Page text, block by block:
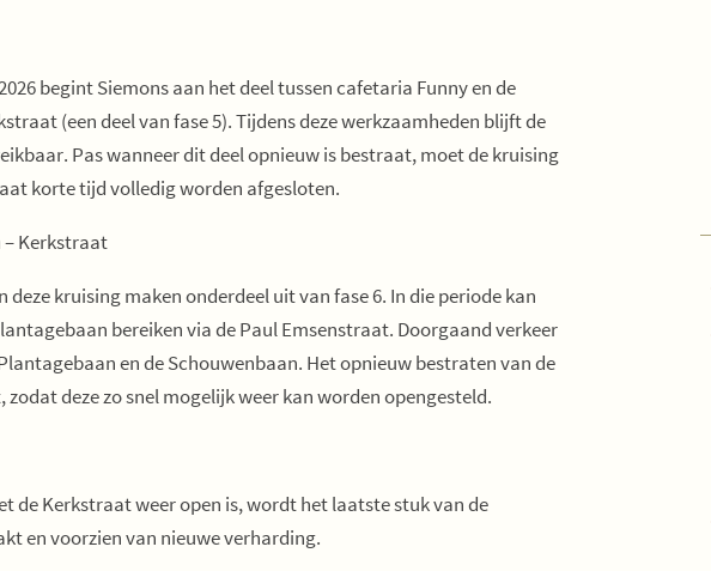
begint Siemons aan het deel tussen cafetaria Funny en de
(een deel van fase 5). Tijdens deze werkzaamheden blijft de
Pas wanneer dit deel opnieuw is bestraat, moet de kruising
korte tijd volledig worden afgesloten.
Kerkstraat
deze kruising maken onderdeel uit van fase 6. In die periode kan
bereiken via de Paul Emsenstraat. Doorgaand verkeer
en de Schouwenbaan. Het opnieuw bestraten van de
deze zo snel mogelijk weer kan worden opengesteld.
de Kerkstraat weer open is, wordt het laatste stuk van de
en voorzien van nieuwe verharding.